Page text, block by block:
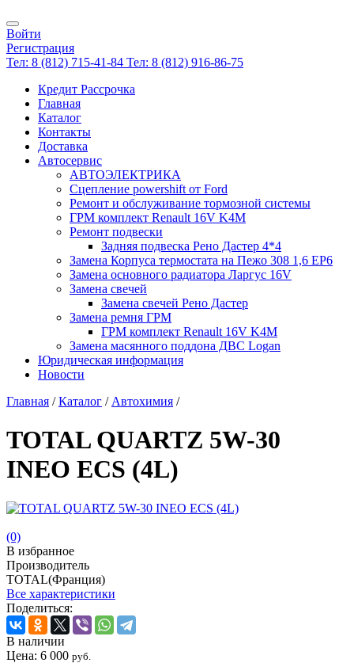
Войти
Регистрация
Тел: 8 (812) 715-41-84 Тел: 8 (812) 916-86-75
Кредит Рассрочка
Главная
Каталог
Контакты
Доставка
Автосервис
АВТОЭЛЕКТРИКА
Сцепление powershift от Ford
Ремонт и обслуживание тормозной системы
ГРМ комплект Renault 16V K4M
Ремонт подвески
Задняя подвеска Рено Дастер 4*4
Замена Корпуса термостата на Пежо 308 1,6 EP6
Замена основного радиатора Ларгус 16V
Замена свечей
Замена свечей Рено Дастер
Замена ремня ГРМ
ГРМ комплект Renault 16V K4M
Замена масянного поддона ДВС Logan
Юридическая информация
Новости
Главная / Каталог / Автохимия /
TOTAL QUARTZ 5W-30
INEO ECS (4L)
(0)
В избранное
Производитель
TOTAL(Франция)
Все характеристики
Поделиться:
В наличии
Цена: 6 000 руб.